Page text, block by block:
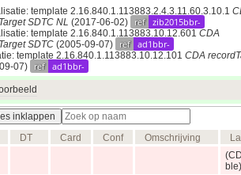
template 2.16.840.1.113883.2.4.3.11.60.3.10.1
SDTC NL (2017‑06‑02) ref zib2015bbr-
template 2.16.840.1.113883.10.12.601 CDA
SDTC (2005‑09‑07) ref ad1bbr-
template 2.16.840.1.113883.10.12.101 CDA
ref ad1bbr-
inklappen
DT Card Conf Omschrijving
ble)